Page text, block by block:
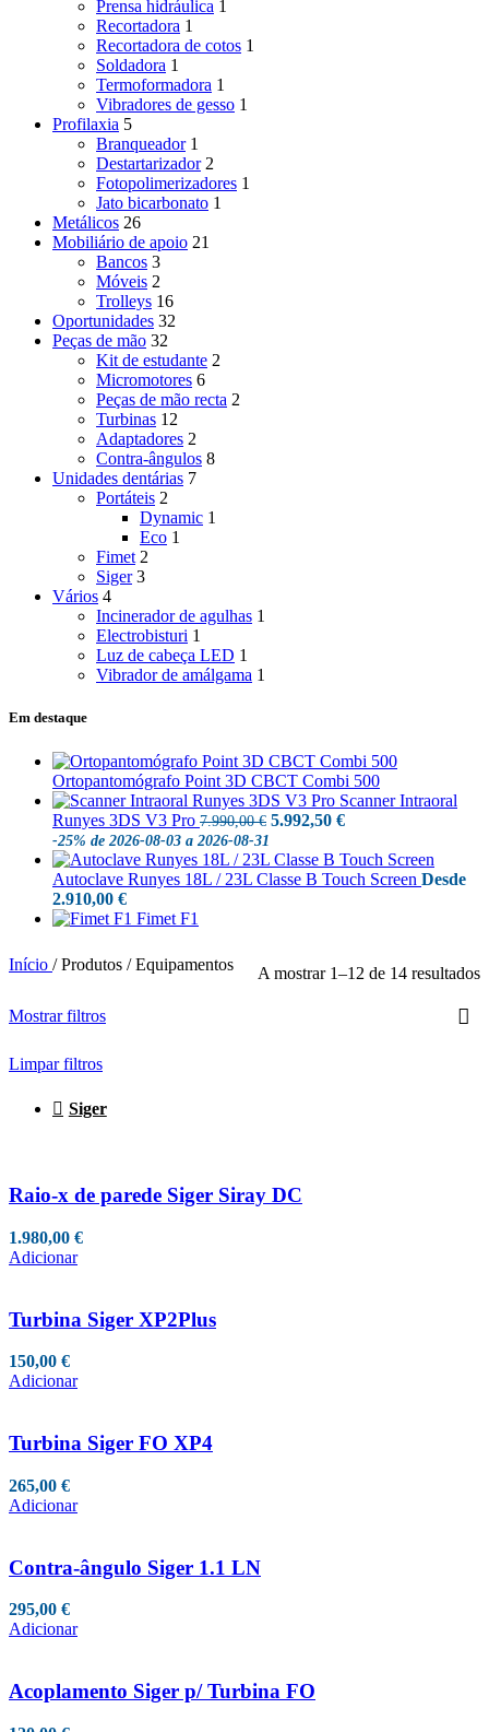
Prensa hidráulica 1
Recortadora 1
Recortadora de cotos 1
Soldadora 1
Termoformadora 1
Vibradores de gesso 1
Profilaxia 5
Branqueador 1
Destartarizador 2
Fotopolimerizadores 1
Jato bicarbonato 1
Metálicos 26
Mobiliário de apoio 21
Bancos 3
Móveis 2
Trolleys 16
Oportunidades 32
Peças de mão 32
Kit de estudante 2
Micromotores 6
Peças de mão recta 2
Turbinas 12
Adaptadores 2
Contra-ângulos 8
Unidades dentárias 7
Portáteis 2
Dynamic 1
Eco 1
Fimet 2
Siger 3
Vários 4
Incinerador de agulhas 1
Electrobisturi 1
Luz de cabeça LED 1
Vibrador de amálgama 1
Em destaque
Ortopantomógrafo Point 3D CBCT Combi 500
Scanner Intraoral
Runyes 3DS V3 Pro 7.990,00€ O
original
era:
5.992,50 €O
atual
é:
-25% de 2026-08-03 a 2026-08-31
Autoclave Runyes 18L / 23L Classe B Touch Screen Desde
2.910,00 €
Fimet F1
Início / Produtos / Equipamentos A mostrar 1–12 de 14 resultados
Mostrar filtros
Limpar filtros
Siger
Raio-x de parede Siger Siray DC
1.980,00 €
Adicionar
Turbina Siger XP2Plus
150,00 €
Adicionar
Turbina Siger FO XP4
265,00 €
Adicionar
Contra-ângulo Siger 1.1 LN
295,00 €
Adicionar
Acoplamento Siger p/ Turbina FO